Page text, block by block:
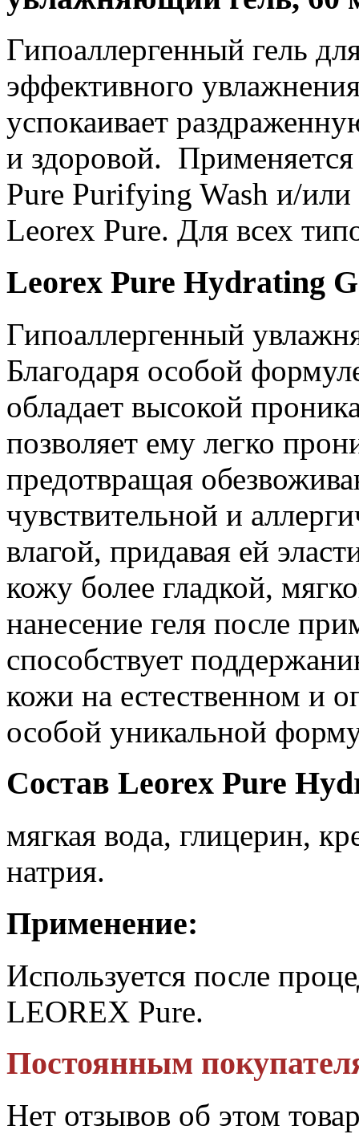
Гипоаллергенный гель
эффективного
успокаивает
и здоровой.
Pure Purifying Wash и/
Leorex Pure. Для всех
Leorex Pure Hydrating
Гипоаллергенный
Благодаря особой
обладает высокой
позволяет ему легко
предотвращая
чувствительной и
влагой, придавая ей
кожу более гладкой,
нанесение геля после
способствует
кожи на естественном и
особой уникальной
Состав Leorex Pure
мягкая вода, глицерин,
натрия.
Применение:
Используется после
LEOREX Pure.
Постоянным
Нет отзывов об этом